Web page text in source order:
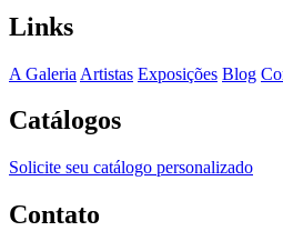
Links
A Galeria Artistas Exposições Blog
Catálogos
Solicite seu catálogo personalizado
Contato